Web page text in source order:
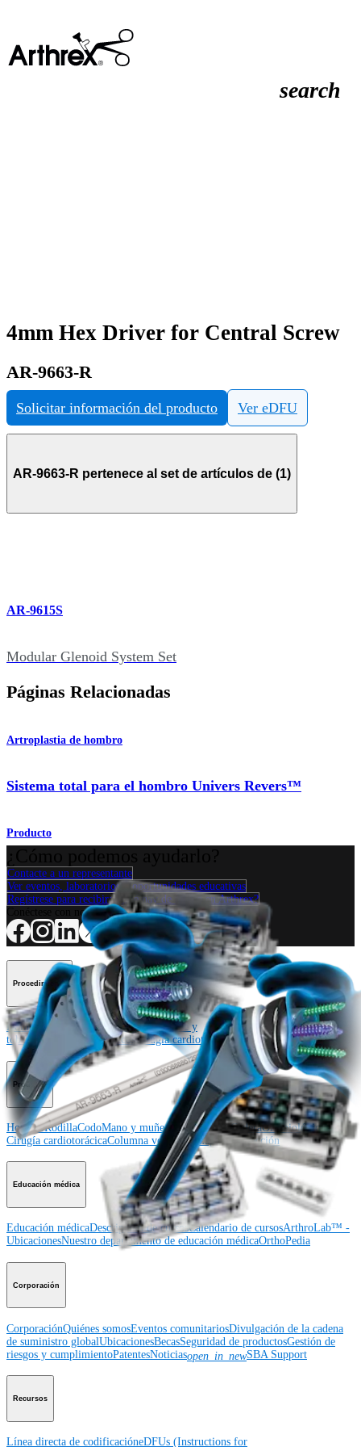
search
4mm Hex Driver for Central Screw
AR-9663-R
Solicitar información del producto Ver eDFU
AR-9663-R pertenece al set de artículos de (1)
AR-9615S
Modular Glenoid System Set
Páginas Relacionadas
Artroplastia de hombro
Sistema total para el hombro Univers Revers™
Producto
Contacte a un representante
Ver eventos, laboratorios y oportunidades educativas
Regístrese para recibir: ¿Qué hay de nuevo en Arthrex?
Conéctese con nosotros
Procedimiento
Hombro RodillaCodoMano y muñecaPie y
tobillo Cadera OrtobiológicosCirugía cardiotorácica Columna vertebral
Producto
HombroRodillaCodoMano y muñeca Pie y tobilloCaderaOrtobiológicos
Cirugía cardiotorácicaColumna vertebralImagen y resección
Educación médica
Educación médicaDescripción de cursosCalendario de cursosArthroLab™ -
UbicacionesNuestro departamento de educación médicaOrthoPedia
Corporación
CorporaciónQuiénes somosEventos comunitariosDivulgación de la cadena
de suministro globalUbicacionesBecasSeguridad de productosGestión de
riesgos y cumplimientoPatentesNoticiasopen_in_newSBA Support
Recursos
Línea directa de codificacióneDFUs (Instructions for